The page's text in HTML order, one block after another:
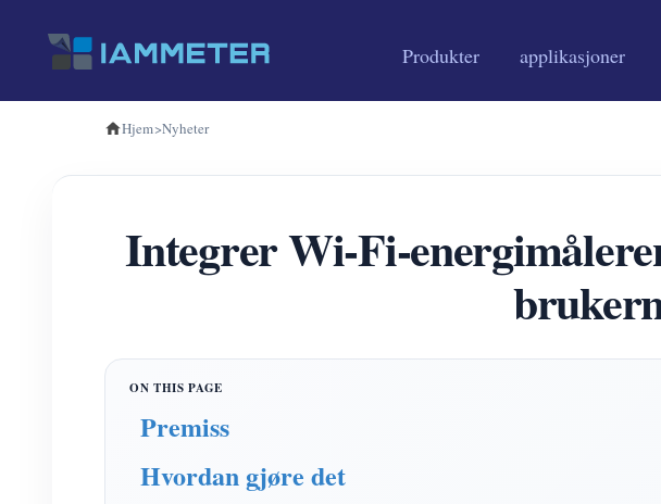
Produkter applikasjoner
Hjem>Nyheter
Integrer Wi-Fi-
Premiss
Hvordan gjøre det